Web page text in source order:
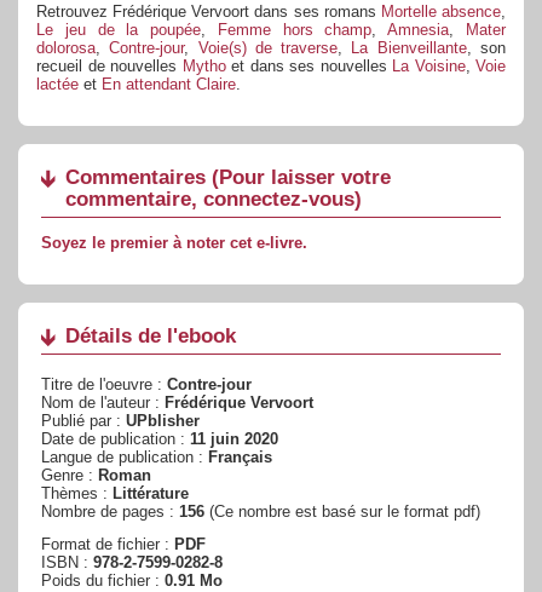
Retrouvez Frédérique Vervoort dans ses romans Mortelle absence
Le jeu de la poupée
Femme hors champ ,Amnesia
Mater
dolorosa ,Contre-jour, Voie(s) de traverse La Bienveillante, son
recueil de nouvelles Mythoet dans ses nouvelles La Voisine, Voie
lactée et En attendant Claire
Commentaires (Pour laisser votre
commentaire, connectez-vous)
Soyez le premier à noter cet e-livre.
Détails de l'ebook
Titre de l'oeuvre : Contre-jour
Nom de l'auteur : Frédérique Vervoort
Publié par : UPblisher
Date de publication : 11 juin 2020
Langue de publication : Français
Genre : Roman
Thèmes : Littérature
Nombre de pages : 156 (Ce nombre est basé sur le format pdf)
Format de fichier : PDF
ISBN : 978-2-7599-0282-8
Poids du fichier : 0.91 Mo